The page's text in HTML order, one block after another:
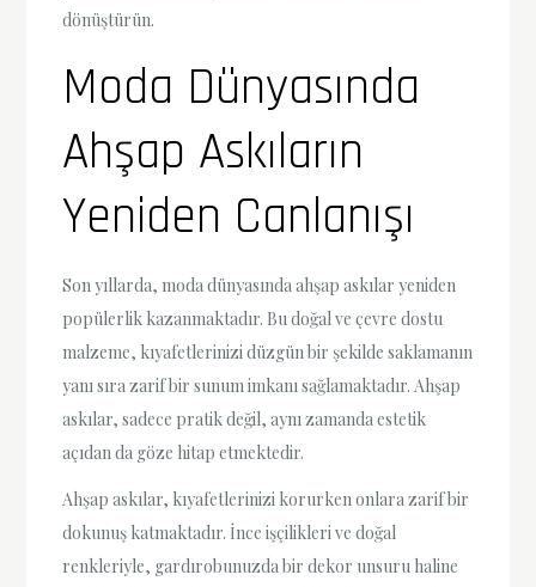
dönüştürün.
Moda Dünyasında
Ahşap Askıların
Yeniden Canlanışı
Son yıllarda, moda dünyasında ahşap askılar yeniden
popülerlik kazanmaktadır. Bu doğal ve çevre dostu
malzeme, kıyafetlerinizi düzgün bir şekilde saklamanın
yanı sıra zarif bir sunum imkanı sağlamaktadır. Ahşap
askılar, sadece pratik değil, aynı zamanda estetik
açıdan da göze hitap etmektedir.
Ahşap askılar, kıyafetlerinizi korurken onlara zarif bir
dokunuş katmaktadır. İnce işçilikleri ve doğal
renkleriyle, gardırobunuzda bir dekor unsuru haline